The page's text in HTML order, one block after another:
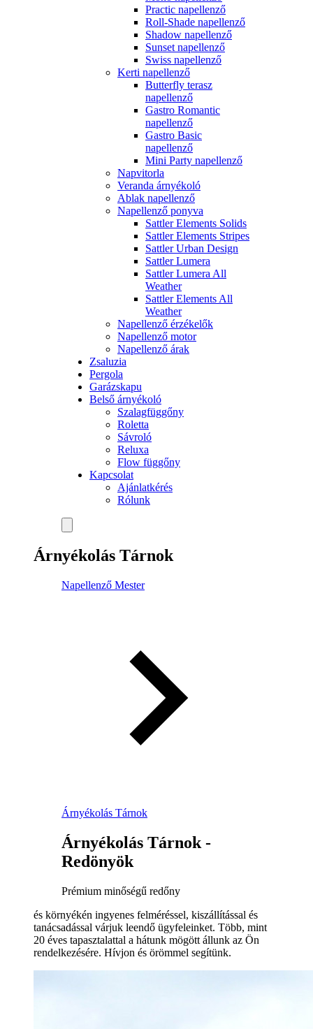
Practic napellenző
Roll-Shade napellenző
Shadow napellenző
Sunset napellenző
Swiss napellenző
Kerti napellenző
Butterfly terasz
napellenző
Gastro Romantic
napellenző
Gastro Basic
napellenző
Mini Party napellenző
Napvitorla
Veranda árnyékoló
Ablak napellenző
Napellenző ponyva
Sattler Elements Solids
Sattler Elements Stripes
Sattler Urban Design
Sattler Lumera
Sattler Lumera All
Weather
Sattler Elements All
Weather
Napellenző érzékelők
Napellenző motor
Napellenző árak
Zsaluzia
Pergola
Garázskapu
Belső árnyékoló
Szalagfüggőny
Roletta
Sávroló
Reluxa
Flow függőny
Kapcsolat
Ajánlatkérés
Rólunk
Árnyékolás Tárnok
Napellenző Mester
Árnyékolás Tárnok
Árnyékolás Tárnok -
Redönyök
Prémium minőségű redőny
és környékén ingyenes felméréssel, kiszállítással és
tanácsadással várjuk leendő ügyfeleinket. Több, mint
20 éves tapasztalattal a hátunk mögött állunk az Ön
rendelkezésére. Hívjon és örömmel segítünk.